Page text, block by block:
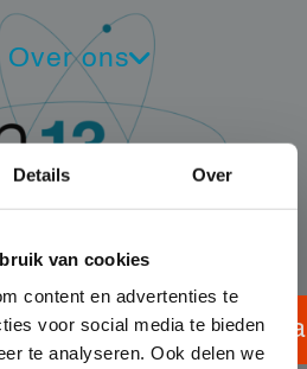
Details Over
van cookies
content en advertenties te
voor social media te bieden
te analyseren. Ook delen we
kozijnen
Over ons
Nieuwsbrief
Service
Showroom
atoom13
Navigatie